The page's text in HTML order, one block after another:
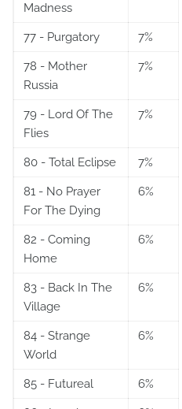
Madness
77 - Purgatory 7%
78 - Mother
Russia
7%
79 - Lord Of The
Flies
7%
80 - Total Eclipse 7%
81 - No Prayer
For The Dying
6%
82 - Coming
Home
6%
83 - Back In The
Village
6%
84 - Strange
World
6%
85 - Futureal 6%